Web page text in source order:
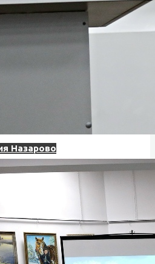
города
гражданин
Назарово
организации
организации
Антон Петрович
Кирикович